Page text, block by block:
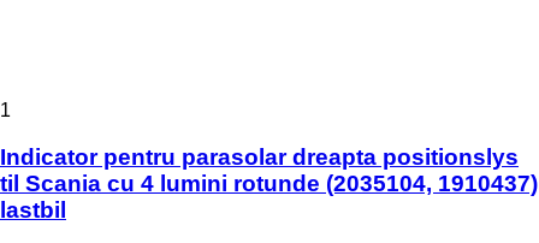
1
Indicator pentru parasolar dreapta positionslys
til Scania cu 4 lumini rotunde (2035104, 1910437)
lastbil